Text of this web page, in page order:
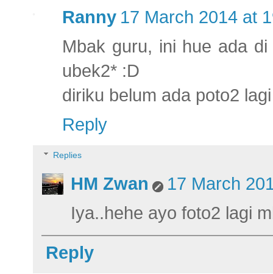
Ranny 17 March 2014 at
Mbak guru, ini hue ada
ubek2* :D
diriku belum ada poto2
Reply
Replies
HM Zwan
17 March
Iya..hehe ayo foto2 lagi
Reply